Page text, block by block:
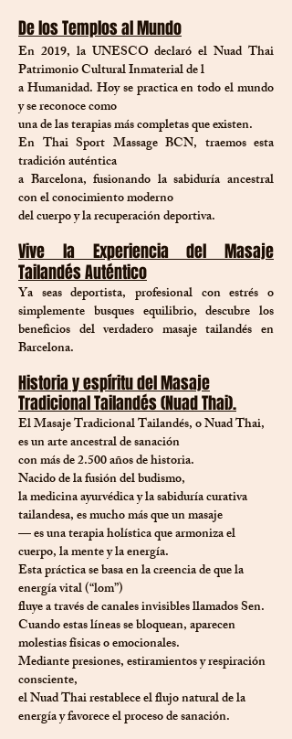
De los Templos al Mundo
En 2019, la UNESCO declaró el Nuad Thai
Patrimonio Cultural Inmaterial de l
a Humanidad. Hoy se practica en todo el mundo
y se reconoce como
una de las terapiasmás completas que existen.
En Thai Sport Massage BCN, traemos esta
tradición auténtica
a Barcelona, fusionando la sabiduría ancestral
con el conocimiento moderno
del cuerpo y la recuperación deportiva.
Vive la Experiencia del Masaje
Tailandés Auténtico
Ya seas deportista, profesional con estrés o
simplemente busques equilibrio, descubre los
beneficios del verdadero masaje tailandés en
Barcelona.
Historia y espíritu del Masaje
Tradicional Tailandés (Nuad Thai).
El Masaje Tradicional Tailandés, o Nuad Thai,
es un arte ancestral de sanación
con más de 2.500 años de historia.
Nacido de la fusión del budismo,
la medicina ayurvédica y la sabiduría curativa
tailandesa, es mucho más que un masaje
— es una terapia holística que armoniza el
cuerpo, la mente y la energía.
Esta práctica se basa en la creencia de que la
energía vital (“lom”)
fluye a través de canales invisibles llamados Sen.
Cuando estas líneas se bloquean, aparecen
molestias físicas o emocionales.
Mediante presiones, estiramientos y respiración
consciente,
el Nuad Thai restablece el flujo natural de la
energía y favorece el proceso de sanación.